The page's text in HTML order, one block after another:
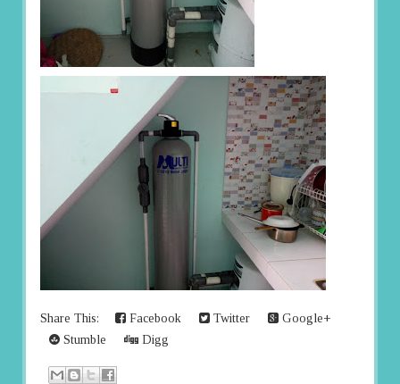
Share This: Facebook Twitter
Google+
Stumble
Digg